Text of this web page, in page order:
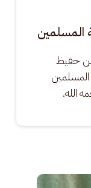
حفيظ
المسلمين
الله.